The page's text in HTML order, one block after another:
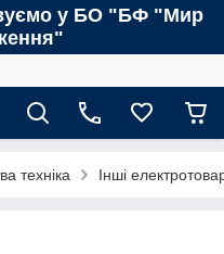
у БО "БФ "Мир
техніка Інші